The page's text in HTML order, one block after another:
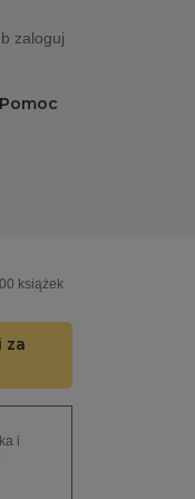
zaloguj
Pomoc
książek
za
i